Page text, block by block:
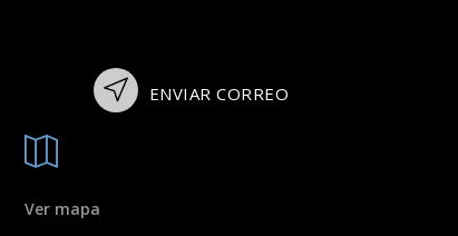
ENVIAR CORREO
Ver mapa